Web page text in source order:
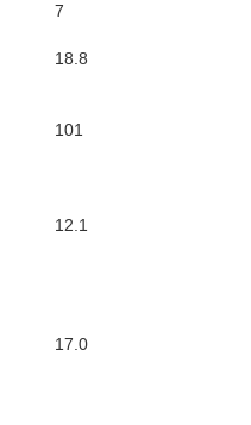
7
18.8
101
12.1
17.0